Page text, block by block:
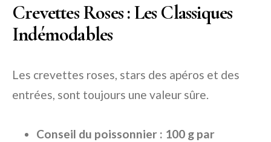
Crevettes Roses : Les Classiques
Indémodables
Les crevettes roses, stars des apéros et des
entrées, sont toujours une valeur sûre.
Conseil du poissonnier : 100 g par